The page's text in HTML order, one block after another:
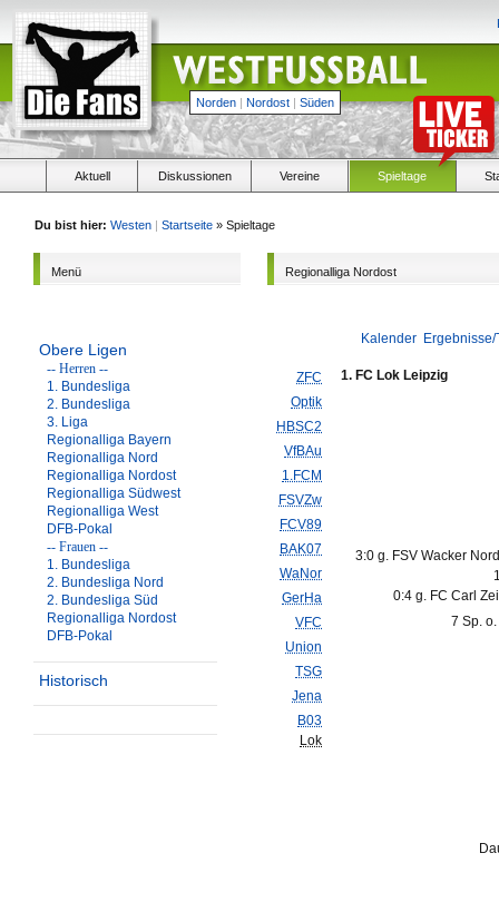
Norden | Nordost | Süden
Aktuell Diskussionen Vereine Spieltage
Du bist hier: Westen | Startseite » Spieltage
Menü
Obere Ligen
-- Herren --
1. Bundesliga
2. Bundesliga
3. Liga
Regionalliga Bayern
Regionalliga Nord
Regionalliga Nordost
Regionalliga Südwest
Regionalliga West
DFB-Pokal
-- Frauen --
1. Bundesliga
2. Bundesliga Nord
2. Bundesliga Süd
Regionalliga Nordost
DFB-Pokal
Historisch
Regionalliga Nordost
Kalender
ZFC
Optik
HBSC2
VfBAu
1.FCM
FSVZw
FCV89
BAK07
WaNor
GerHa
VFC
Union
TSG
Jena
B03
Lok
1. FC Lok Leipzig
3:0 g. FSV Wacker
0:4 g. FC Carl
7 Sp.